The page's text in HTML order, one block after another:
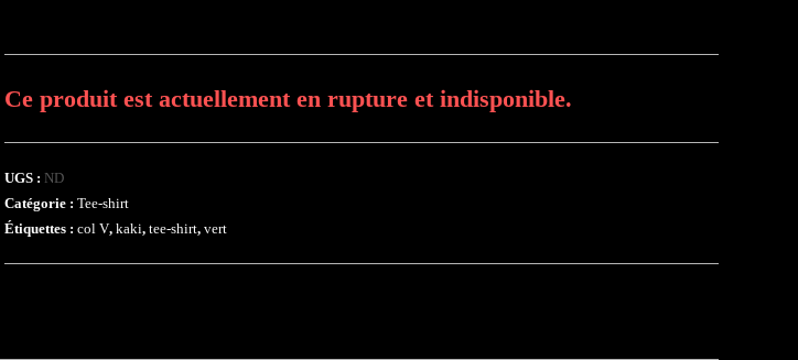
Ce produit est actuellement en rupture et indisponible.
UGS : ND
Catégorie : Tee-shirt
Étiquettes : col V, kaki, tee-shirt, vert